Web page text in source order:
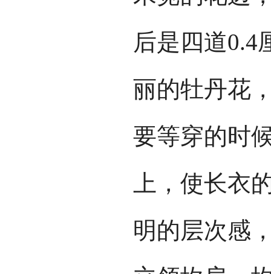
后是四道0.4
丽的牡丹花
要等穿的时
上，使长衣
明的层次感